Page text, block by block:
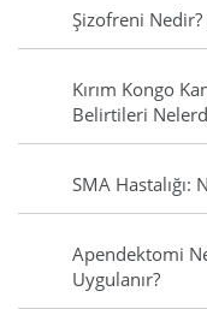
Şizofreni
Kırım Kongo
Belirtileri
SMA
Apendektomi
Uygulanır?